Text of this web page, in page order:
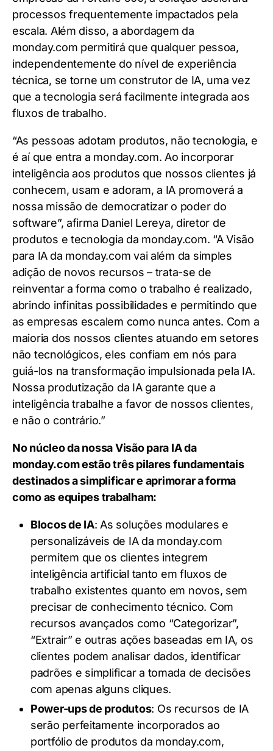
processos frequentemente impactados pela
escala. Além disso, a abordagem da
monday.com permitirá que qualquer pessoa,
independentemente do nível de experiência
técnica, se torne um construtor de IA, uma vez
que a tecnologia será facilmente integrada aos
fluxos de trabalho.
“As pessoas adotam produtos, não tecnologia, e
é aí que entra a monday.com. Ao incorporar
inteligência aos produtos que nossos clientes já
conhecem, usam e adoram, a IA promoverá a
nossa missão de democratizar o poder do
software”, afirma Daniel Lereya, diretor de
produtos e tecnologia da monday.com. “A Visão
para IA da monday.com vai além da simples
adição de novos recursos – trata-se de
reinventar a forma como o trabalho é realizado,
abrindo infinitas possibilidades e permitindo que
as empresas escalem como nunca antes. Com a
maioria dos nossos clientes atuando em setores
não tecnológicos, eles confiam em nós para
guiá-los na transformação impulsionada pela IA.
Nossa produtização da IA garante que a
inteligência trabalhe a favor de nossos clientes,
e não o contrário.”
No núcleo da nossa Visão para IA da
monday.com estão três pilares fundamentais
destinados a simplificar e aprimorar a forma
como as equipes trabalham:
Blocos de IA: As soluções modulares e
personalizáveis de IA da monday.com
permitem que os clientes integrem
inteligência artificial tanto em fluxos de
trabalho existentes quanto em novos, sem
precisar de conhecimento técnico. Com
recursos avançados como “Categorizar”,
“Extrair” e outras ações baseadas em IA, os
clientes podem analisar dados, identificar
padrões e simplificar a tomada de decisões
com apenas alguns cliques.
Power-ups de produtos: Os recursos de IA
serão perfeitamente incorporados ao
portfólio de produtos da monday.com,